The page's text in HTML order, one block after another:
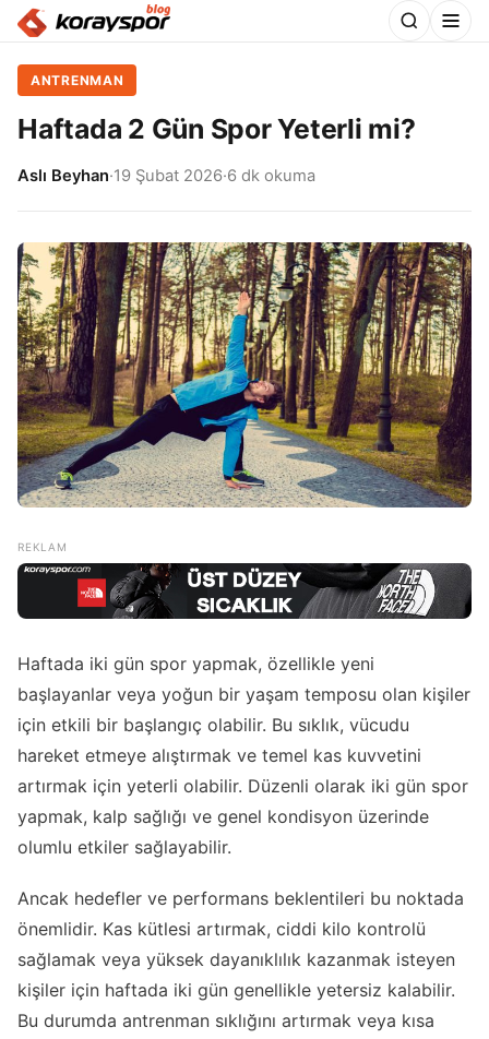
ANTRENMAN
Haftada 2 Gün Spor Yeterli mi?
Aslı Beyhan·19 Şubat 2026·6 dk okuma
Haftada iki gün spor yapmak, özellikle yeni
başlayanlar veya yoğun bir yaşam temposu olan kişiler
için etkili bir başlangıç olabilir. Bu sıklık, vücudu
hareket etmeye alıştırmak ve temel kas kuvvetini
artırmak için yeterli olabilir. Düzenli olarak iki gün spor
yapmak, kalp sağlığı ve genel kondisyon üzerinde
olumlu etkiler sağlayabilir.
Ancak hedefler ve performans beklentileri bu noktada
önemlidir. Kas kütlesi artırmak, ciddi kilo kontrolü
sağlamak veya yüksek dayanıklılık kazanmak isteyen
kişiler için haftada iki gün genellikle yetersiz kalabilir.
Bu durumda antrenman sıklığını artırmak veya kısa